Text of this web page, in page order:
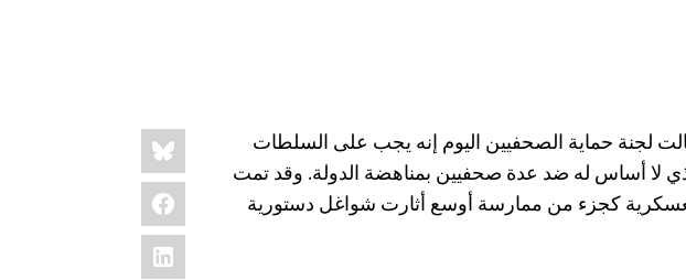
Share
this:
Bluesky
Facebook
LinkedIn
لجنة حماية الصحفيين اليوم إنه يجب على السلطات
لا أساس له ضد عدة صحفيين بمناهضة الدولة. وقد تمت
العسكرية كجزء من ممارسة أوسع أثارت شواغل دستورية